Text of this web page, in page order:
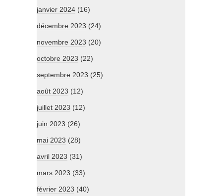
janvier 2024 (16)
décembre 2023 (24)
novembre 2023 (20)
octobre 2023 (22)
septembre 2023 (25)
août 2023 (12)
juillet 2023 (12)
juin 2023 (26)
mai 2023 (28)
avril 2023 (31)
mars 2023 (33)
février 2023 (40)